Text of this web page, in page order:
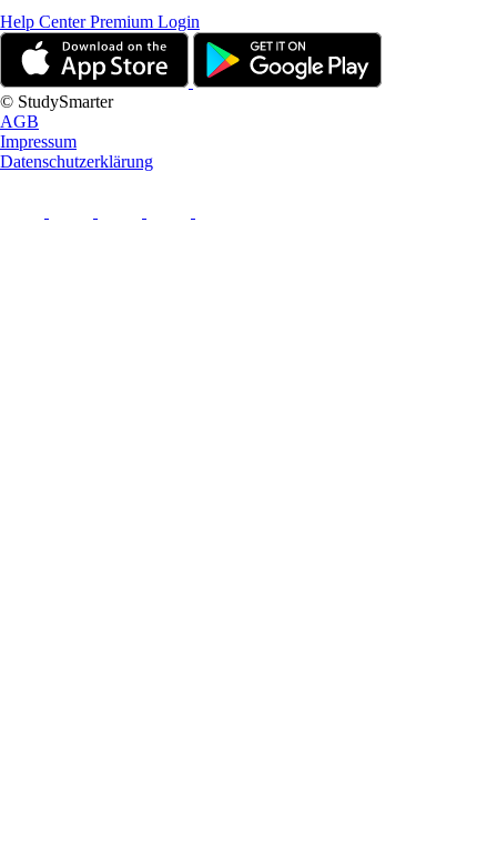
Help CenterPremium Login
© StudySmarter
AGB
Impressum
Datenschutzerklärung